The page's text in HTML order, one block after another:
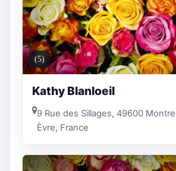
(5)
Kathy Blanloeil
9 Rue des Sillages, 49600
Èvre, France